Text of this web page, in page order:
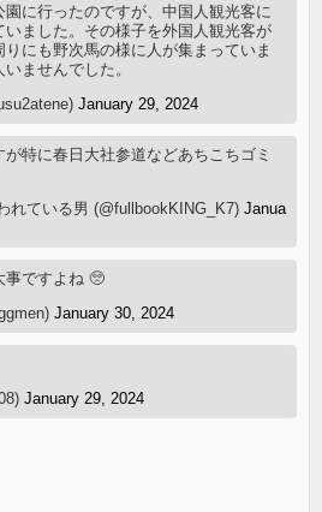
に行ったのですが、中国人観光客に
ました。その様子を外国人観光客が
にも野次馬の様に人が集まっていま
ませんでした。
January 29, 2024
特に春日大社参道などあちこちゴミ
れている男 (@fullbookKING_K7)Janua
事ですよね 🥺
January 30, 2024
January 29, 2024